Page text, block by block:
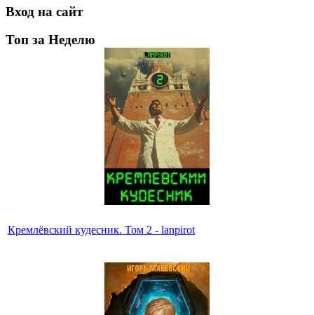
Вход на сайт
Топ за Неделю
Кремлёвский кудесник. Том 2 - lanpirot